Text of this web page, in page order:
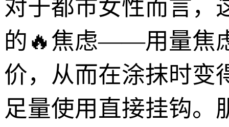
对于都市女性而言，
的🔥焦虑——用量焦
价，从而在涂抹时变
足量使用直接挂钩。